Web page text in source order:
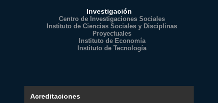
Investigación
Centro de Investigaciones Sociales
Instituto de Ciencias Sociales y Disciplinas
Proyectuales
Instituto de Economía
Instituto de Tecnología
Acreditaciones